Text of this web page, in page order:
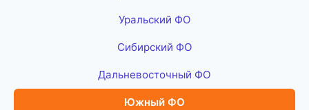
Уральский ФО
Сибирский ФО
Дальневосточный ФО
Южный ФО